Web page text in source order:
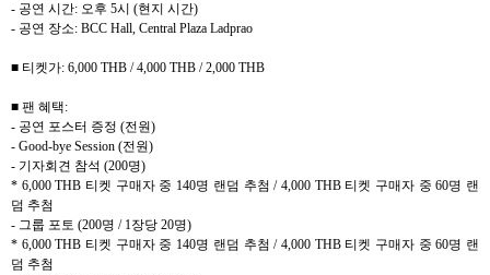
- 공연 시간: 오후 5시 (현지 시간)
- 공연 장소: BCC Hall, Central Plaza Ladprao
■ 티켓가: 6,000 THB / 4,000 THB / 2,000 THB
■ 팬 혜택:
- 공연 포스터 증정 (전원)
- Good-bye Session (전원)
- 기자회견 참석 (200명)
* 6,000 THB 티켓 구매자 중 140명 랜덤 추첨/ 4,000 THB 티켓 구매자 중60명 랜
덤 추첨
- 그룹 포토 (200명 / 1장당 20명)
* 6,000 THB 티켓 구매자 중 140명 랜덤 추첨/ 4,000 THB 티켓 구매자 중60명 랜
덤 추첨